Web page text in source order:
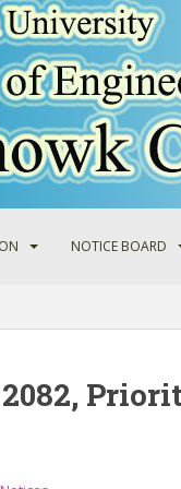
NOTICE BOARD